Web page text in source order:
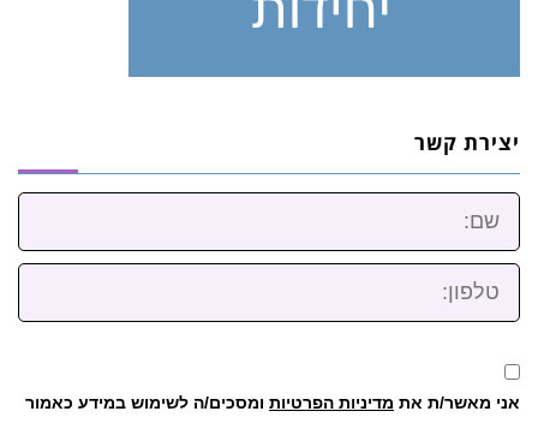
יצירת קשר
שם:
טלפון:
אני מאשר/ת את מדיניות הפרטיות ומסכים/ה לשימוש במידע כאמור